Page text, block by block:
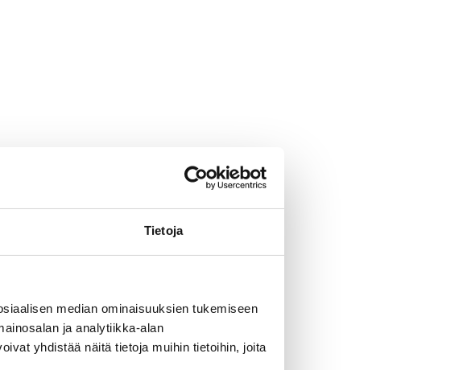
Tietoja
median ominaisuuksien tukemiseen
ja analytiikka-alan
yhdistää näitä tietoja muihin tietoihin, joita